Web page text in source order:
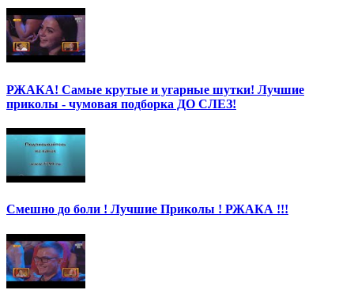
РЖАКА! Самые крутые и угарные шутки! Лучшие
приколы - чумовая подборка ДО СЛЕЗ!
Смешно до боли ! Лучшие Приколы ! РЖАКА !!!